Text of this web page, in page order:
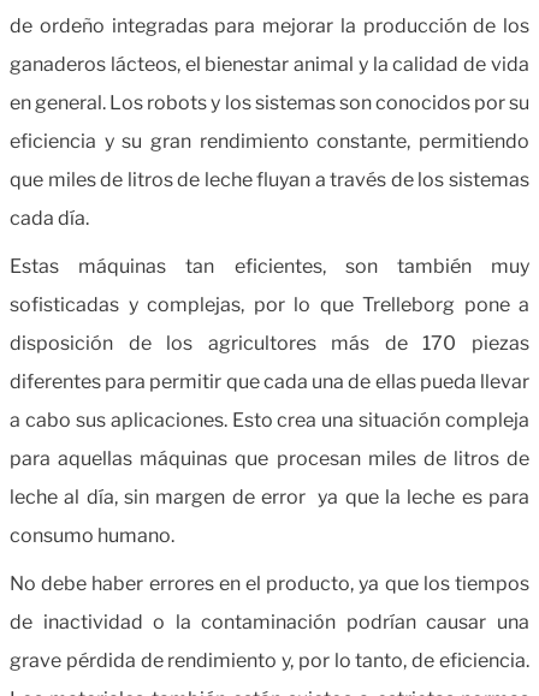
de ordeño integradas para mejorar la producción de los
ganaderos lácteos, el bienestar animal y la calidad de vida
en general. Los robots y los sistemas son conocidos por su
eficiencia y su gran rendimiento constante, permitiendo
que miles de litros de leche fluyan a través de los sistemas
cada día.
Estas máquinas tan eficientes, son también muy
sofisticadas y complejas, por lo que Trelleborg pone a
disposición de los agricultores más de 170 piezas
diferentes para permitir que cada una de ellas pueda llevar
a cabo sus aplicaciones. Esto crea una situación compleja
para aquellas máquinas que procesan miles de litros de
leche al día, sin margen de error ya que la leche es para
consumo humano.
No debe haber errores en el producto, ya que los tiempos
de inactividad o la contaminación podrían causar una
grave pérdida de rendimiento y, por lo tanto, de eficiencia.